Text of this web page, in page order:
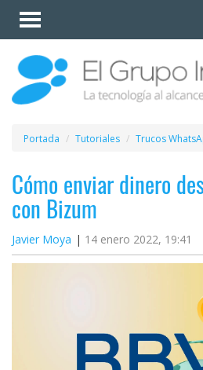
Invitado
Iniciar
sesión /
Registrarse
Esenciales
Móviles
Ofertas
Apps
Redes
Plataformas
Portada Tutoriales Trucos
Cómo enviar dinero
con Bizum
Javier Moya 14 enero 2022, 19:41